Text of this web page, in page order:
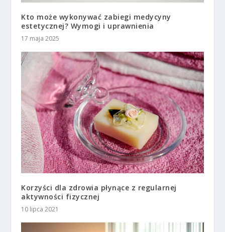
Kto może wykonywać zabiegi medycyny
estetycznej? Wymogi i uprawnienia
17 maja 2025
Korzyści dla zdrowia płynące z regularnej
aktywności fizycznej
10 lipca 2021